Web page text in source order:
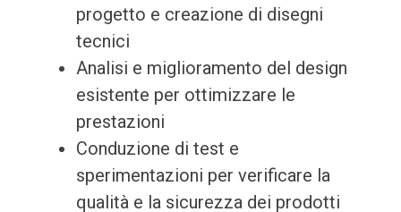
progetto e creazione di disegni
tecnici
Analisi e miglioramento del design
esistente per ottimizzare le
prestazioni
Conduzione di test e
sperimentazioni per verificare la
qualità e la sicurezza dei prodotti